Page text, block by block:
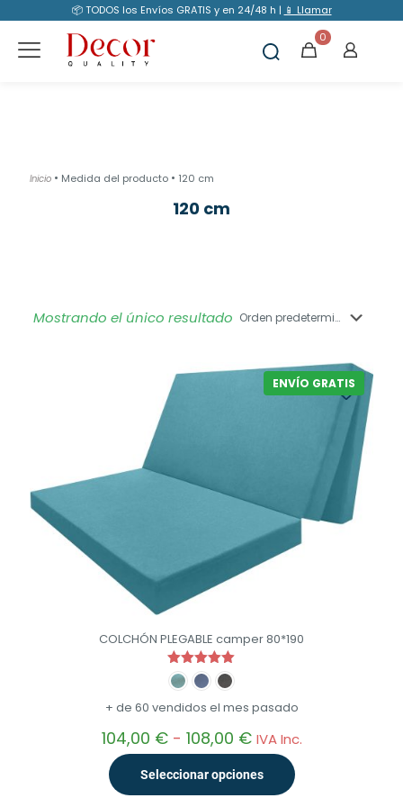
📦 TODOS los Envíos GRATIS y en 24/48 h | 📱 Llamar
0
Inicio • Medida del producto • 120 cm
120 cm
Mostrando el único resultado
ENVÍO GRATIS
COLCHÓN PLEGABLE camper 80*190
Valorado
con
de 5
+ de 60 vendidos el mes pasado
104,00 € - 108,00 €Rango
de
precios:
desde
IVA Inc.
Seleccionar opciones